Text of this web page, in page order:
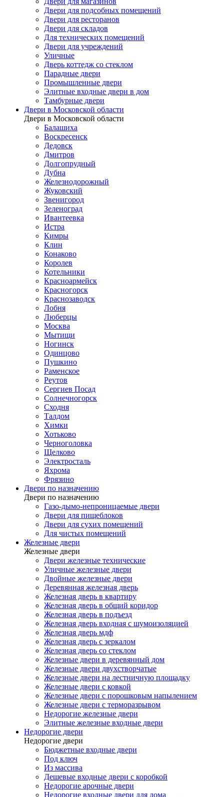
Двери для подсобных помещений
Двери для ресторанов
Двери для складов
Для технических помещений
Двери для учреждений
Уличные
Дверь коттедж со стеклом
Парадные двери
Промышленные двери
Элитные входные двери в дом
Тамбурные двери
Двери в Московской области
Двери в Московской области
Балашиха
Воскресенск
Дедовск
Дмитров
Долгопрудный
Дубна
Железнодорожный
Жуковский
Звенигород
Зеленоград
Ивантеевка
Истра
Кимры
Клин
Конаково
Королев
Котельники
Красноармейск
Красногорск
Краснозаводск
Лобня
Люберцы
Москва
Мытищи
Ногинск
Одинцово
Пушкино
Раменское
Реутов
Сергиев Посад
Солнечногорск
Сходня
Талдом
Химки
Хотьково
Черноголовка
Щелково
Электросталь
Яхрома
Фрязино
Двери по назначению
Двери по назначению
Газо-дымо-непроницаемые двери
Двери для пищеблоков
Двери для сухих помещений
Для чистых помещений
Железные двери
Железные двери
Двери железные технические
Уличные железные двери
Двойные железные двери
Деревянная железная дверь
Железная дверь в квартиру
Железная дверь в общий коридор
Железная дверь в подъезд
Железная дверь входная с шумоизоляцией
Железная дверь мдф
Железная дверь с зеркалом
Железная дверь со стеклом
Железные двери в деревянный дом
Железные двери двухстворчатые
Железные двери на лестничную площадку
Железные двери с ковкой
Железные двери с порошковым напылением
Железные двери с терморазрывом
Недорогие железные двери
Элитные железные входные двери
Недорогие двери
Недорогие двери
Бюджетные входные двери
Под ключ
Из массива
Дешевые входные двери с коробкой
Недорогие арочные двери
Недорогие входные двери для дома